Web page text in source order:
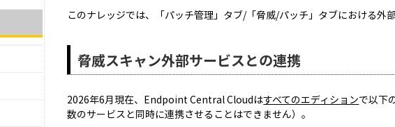
このナレッジでは、「パッチ管理」タブ/「脅威/パッチ」タブにおける外
脅威スキャン外部サービスとの連携
2026年6月現在、Endpoint Central Cloudはすべてのエディションで以下
数のサービスと同時に連携させることはできません）。